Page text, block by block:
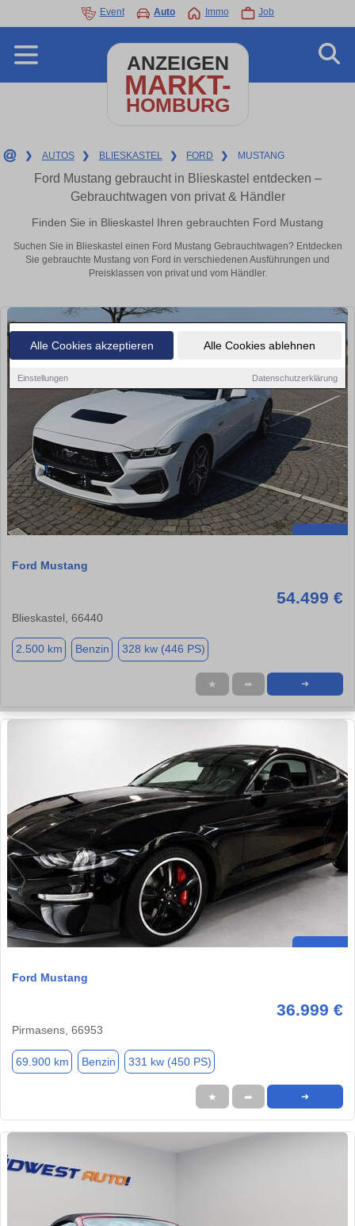
Alle Cookies akzeptieren Alle Cookies ablehnen
Einstellungen Datenschutzerklärung
Event Auto Immo Job
ANZEIGEN
MARKT-
HOMBURG
❯ AUTOS ❯ BLIESKASTEL ❯ FORD ❯ MUSTANG
Ford Mustang gebraucht in Blieskastel entdecken –
Gebrauchtwagen von privat & Händler
Finden Sie in Blieskastel Ihren gebrauchten Ford Mustang
Suchen Sie in Blieskastel einen Ford Mustang Gebrauchtwagen? Entdecken
Sie gebrauchte Mustang von Ford in verschiedenen Ausführungen und
Preisklassen von privat und vom Händler.
Ford Mustang
54.499 €
Blieskastel, 66440
2.500 km Benzin 328 kw (446 PS)
★ ➦ ➜
Ford Mustang
36.999 €
Pirmasens, 66953
69.900 km Benzin 331 kw (450 PS)
★ ➦ ➜